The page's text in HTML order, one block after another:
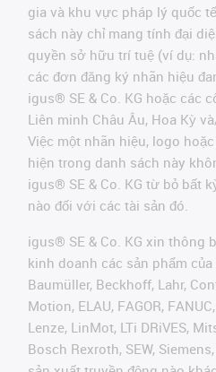
gia và khu vực pháp lý quốc
sách này chỉ mang tính đại
quyền sở hữu trí tuệ (ví dụ:
các đơn đăng ký nhãn hiệu
igus® SE & Co. KG hoặc các
Liên minh Châu Âu, Hoa Kỳ
Việc một nhãn hiệu, logo
hiện trong danh sách này
igus® SE & Co. KG từ bỏ bất
nào đối với các tài sản đó.
igus® SE & Co. KG xin thông
kinh doanh các sản phẩm của
Baumüller, Beckhoff, Lahr,
Motion, ELAU, FAGOR,
Lenze, LinMot, LTi DRiVES,
Bosch Rexroth, SEW,